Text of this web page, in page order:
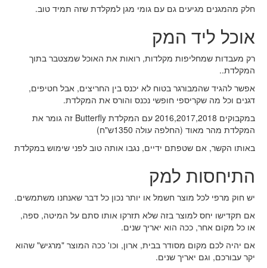
חלק מהמגנים מגיעים גם עם גומי מגן למקלדת שזה תמיד טוב.
אוכל ליד המק
רק מעבדות שמחליפות מקלדות, רואות את האוכל שמצטבר בתוך
המקלדת..
אפשר להגיד שהמבורגר בטוח לא יכנס בין החריצים, אבל חטיפים,
דגנים וכל מה שקריספי חופשי נכנס והורס את המקלדת.
במקבוקים 2016,2017,2018 עם המקלדת Butterfly זה גומר את
המקלדת מהר מאוד (החלפה עולה 1350ש"ח)
באותו הקשר, אם שטפתם ידיים, נגבו אותה טוב לפני שימוש במקלדת
התיחסות למק
יש חוק מרפי לכל מוצר חשמל או יותר נכון כל דבר שאנחנו משתמשים.
אם תקדישו יחס למוצר בזה שלא תזרקו אותו סתם על המיטה, ספה,
או כל מקום אחר, ככה הוא יאריך שנים.
אם יהיה לכם מקום מסודר בבית, ארון, וכו' ככה המוצר "מרגיש" שהוא
יקר עבורכם, וגם יאריך שנים.